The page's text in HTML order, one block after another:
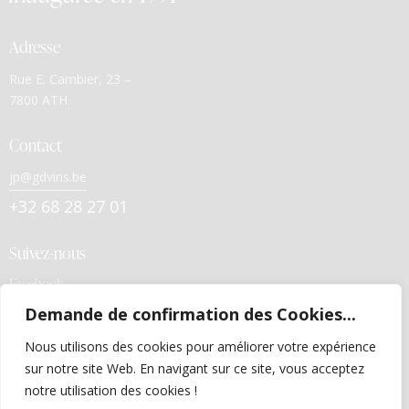
Demande de confirmation des Cookies...
Nous utilisons des cookies pour améliorer votre expérience
sur notre site Web. En navigant sur ce site, vous acceptez
notre utilisation des cookies !
Adresse
Rue E. Cambier, 23 –
7800 ATH
Contact
jp@gdvins.be
+32 68 28 27 01
Suivez-nous
Facebook
Politiques de confidentialité
Conditions générales de vente